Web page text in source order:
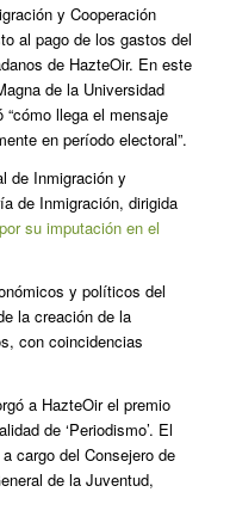
y Cooperación
al pago de los gastos del
de HazteOir. En este
de la Universidad
llega el mensaje
en período electoral”.
de Inmigración y
de Inmigración, dirigida
su imputación en el
y políticos del
la creación de la
con coincidencias
a HazteOir el premio
de ‘Periodismo’. El
cargo del Consejero de
de la Juventud,